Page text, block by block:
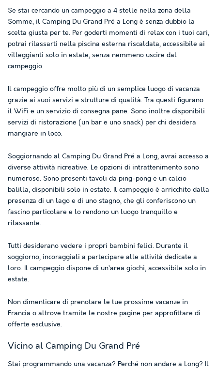
Se stai cercando un campeggio a 4 stelle nella zona della
Somme, il Camping Du Grand Pré a Long è senza dubbio la
scelta giusta per te. Per goderti momenti di relax con i tuoi cari,
potrai rilassarti nella piscina esterna riscaldata, accessibile ai
villeggianti solo in estate, senza nemmeno uscire dal
campeggio.
Il campeggio offre molto più di un semplice luogo di vacanza
grazie ai suoi servizi e strutture di qualità. Tra questi figurano
il WiFi e un servizio di consegna pane. Sono inoltre disponibili
servizi di ristorazione (un bar e uno snack) per chi desidera
mangiare in loco.
Soggiornando al Camping Du Grand Pré a Long, avrai accesso a
diverse attività ricreative. Le opzioni di intrattenimento sono
numerose. Sono presenti tavoli da ping-pong e un calcio
balilla, disponibili solo in estate. Il campeggio è arricchito dalla
presenza di un lago e di uno stagno, che gli conferiscono un
fascino particolare e lo rendono un luogo tranquillo e
rilassante.
Tutti desiderano vedere i propri bambini felici. Durante il
soggiorno, incoraggiali a partecipare alle attività dedicate a
loro. Il campeggio dispone di un’area giochi, accessibile solo in
estate.
Non dimenticare di prenotare le tue prossime vacanze in
Francia o altrove tramite le nostre pagine per approfittare di
offerte esclusive.
Vicino al Camping Du Grand Pré
Stai programmando una vacanza? Perché non andare a Long? Il